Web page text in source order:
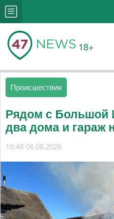
18+
Происшествия
Рядом с Большой
два дома и гараж
18:48 06.06.2026